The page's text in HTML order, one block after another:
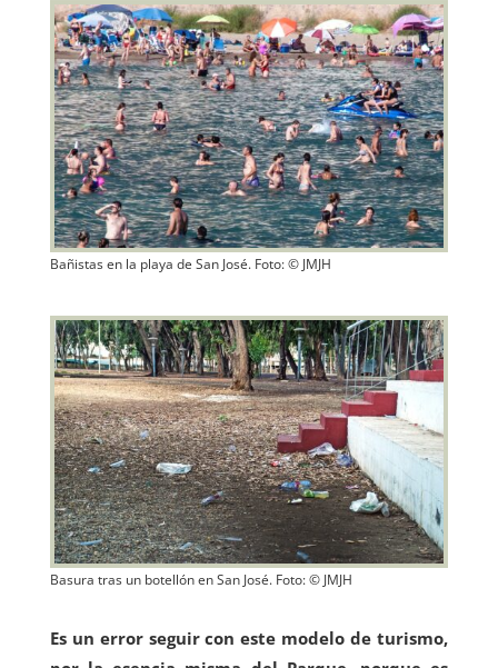
Bañistas en la playa de San José. Foto: © JMJH
Basura tras un botellón en San José. Foto: © JMJH
Es un error seguir con este modelo de turismo,